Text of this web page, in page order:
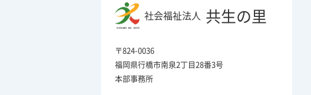
社会福祉法人 共生の里
〒824-0036
福岡県行橋市南泉2丁目28番3号
本部事務所